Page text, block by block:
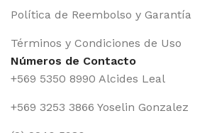
Política de Reembolso y Garantía
Términos y Condiciones de Uso
Números de Contacto
+569 5350 8990 Alcides Leal
+569 3253 3866 Yoselin Gonzalez